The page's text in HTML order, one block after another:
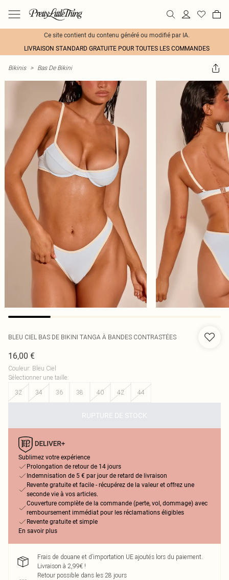
Ce site contient du contenu généré ou modifié par IA.
LIVRAISON STANDARD GRATUITE POUR TOUTES LES COMMANDES
Bikinis > Bas De Bikini
BLEU CIEL BAS DE BIKINI TANGA À BANDES CONTRASTÉES
16,00 €
Couleur: Bleu Ciel
Sélectionner une taille:
32
34 36 38 40 42 44
RUPTURE DE STOCK
Sublimez votre expérience
Prolongation de retour de 14 jours
Indemnisation de 5 € par jour de retard de livraison
Revente gratuite et facile - récupérez de la valeur et offrez une
seconde vie à vos articles.
Couverture complète de la commande (perte, vol, dommage) avec
remboursement immédiat pour les réclamations éligibles
Revente gratuite et simple
En savoir plus
Frais de douane et d’importation UE ajoutés lors du paiement.
Livraison à 2,99€ !
Retour possible dans les 28 jours